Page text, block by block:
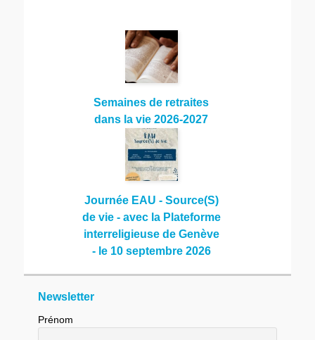
Semaines de retraites
dans la vie 2026-2027
Journée EAU - Source(S)
de vie - avec la Plateforme
interreligieuse de Genève
- le 10 septembre 2026
Newsletter
Prénom